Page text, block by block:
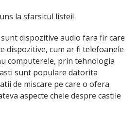
sunt dispozitive audio fara fir care
dispozitive, cum ar fi telefoanele
computerele, prin tehnologia
sunt populare datorita
de miscare pe care o ofera
aspecte cheie despre castile
la sfarsitul listei!